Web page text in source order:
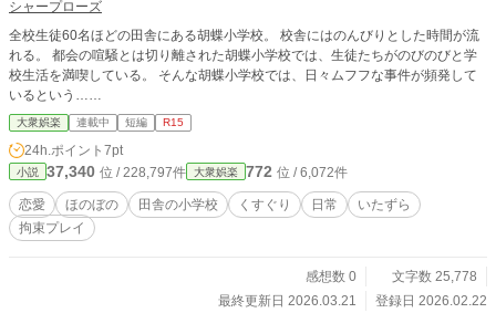
シャープローズ
全校生徒60名ほどの田舎にある胡蝶小学校。 校舎にはのんびりとした時間が流
れる。 都会の喧騒とは切り離された胡蝶小学校では、生徒たちがのびのびと学
校生活を満喫している。 そんな胡蝶小学校では、日々ムフフな事件が頻発して
いるという……
大衆娯楽 連載中 短編 R15
24h.ポイント 7pt
小説 37,340 位 / 228,797件 大衆娯楽 772 位 / 6,072件
恋愛 ほのぼの 田舎の小学校 くすぐり 日常
いたずら
拘束プレイ
感想数 0
文字数 25,778
最終更新日 2026.03.21
登録日 2026.02.22